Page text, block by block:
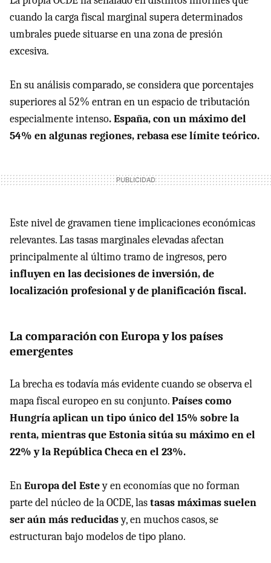
cuando la carga fiscal marginal supera determinados
umbrales puede situarse en una zona de presión
excesiva.
En su análisis comparado, se considera que porcentajes
superiores al 52% entran en un espacio de tributación
especialmente intenso. España, con un máximo del
54% en algunas regiones, rebasa ese límite teórico.
Este nivel de gravamen tiene implicaciones económicas
relevantes. Las tasas marginales elevadas afectan
principalmente al último tramo de ingresos, pero
influyen en las decisiones de inversión, de
localización profesional y de planificación fiscal.
La comparación con Europa y los países
emergentes
La brecha es todavía más evidente cuando se observa el
mapa fiscal europeo en su conjunto.Países como
Hungría aplican un tipo único del 15% sobre la
renta, mientras que Estonia sitúa su máximo en el
22% y la República Checa en el 23%.
EnEuropa del Estey en economías que no forman
parte del núcleo de la OCDE, lastasas máximas suelen
ser aún más reducidasy, en muchos casos, se
estructuran bajo modelos de tipo plano.